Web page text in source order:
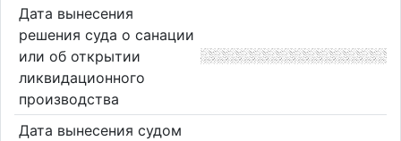
Дата вынесения
решения суда о санации
или об открытии
ликвидационного
производства
Дата вынесения судом